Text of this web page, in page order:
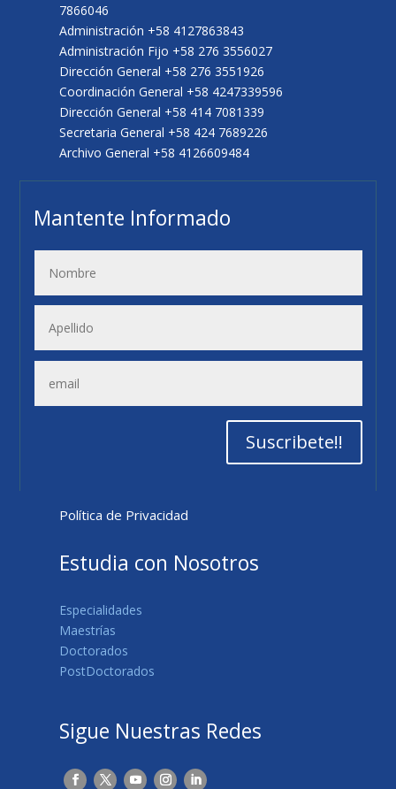
7866046
Administración +58 4127863843
Administración Fijo +58 276 3556027
Dirección General +58 276 3551926
Coordinación General +58 4247339596
Dirección General +58 414 7081339
Secretaria General +58 424 7689226
Archivo General +58 4126609484
Mantente Informado
Suscribete!!
Política de Privacidad
Estudia con Nosotros
Especialidades
Maestrías
Doctorados
PostDoctorados
Sigue Nuestras Redes